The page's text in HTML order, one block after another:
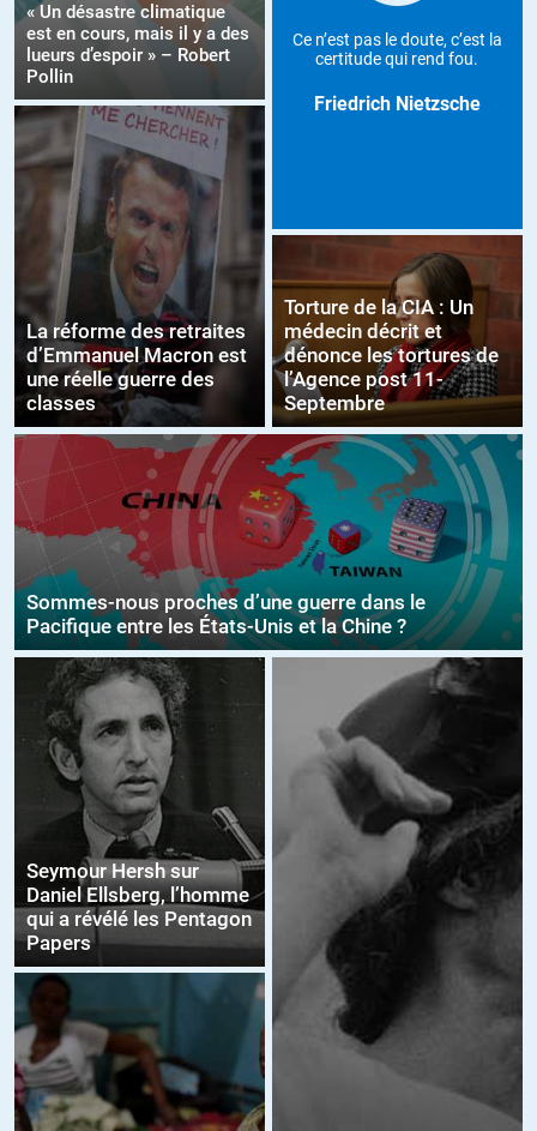
« Un désastre climatique
est en cours, mais il y a des
lueurs d’espoir » – Robert
Pollin
La réforme des retraites
d’Emmanuel Macron est
une réelle guerre des
classes
Ce n’est pas le doute, c’est la
certitude qui rend fou.
Friedrich Nietzsche
Torture de la CIA : Un
médecin décrit et
dénonce les tortures de
l’Agence post 11-
Septembre
Sommes-nous proches d’une guerre dans le
Pacifique entre les États-Unis et la Chine ?
Seymour Hersh sur
Daniel Ellsberg, l’homme
qui a révélé les Pentagon
Papers